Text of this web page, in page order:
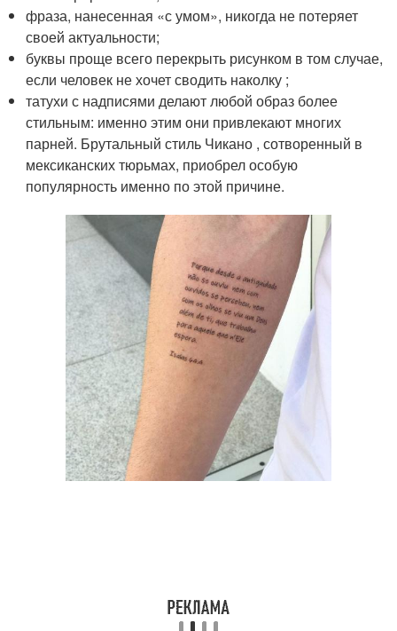
фраза, нанесенная «с умом», никогда не потеряет
своей актуальности;
буквы проще всего перекрыть рисунком в том случае,
если человек не хочет сводить наколку ;
татухи с надписями делают любой образ более
стильным: именно этим они привлекают многих
парней. Брутальный стиль Чикано , сотворенный в
мексиканских тюрьмах, приобрел особую
популярность именно по этой причине.